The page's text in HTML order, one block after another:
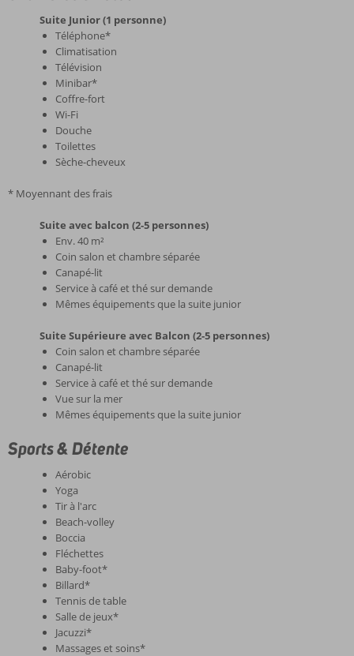
Suite Junior (1 personne)
Téléphone*
Climatisation
Télévision
Minibar*
Coffre-fort
Wi-Fi
Douche
Toilettes
Sèche-cheveux
* Moyennant des frais
Suite avec balcon (2-5 personnes)
Env. 40 m²
Coin salon et chambre séparée
Canapé-lit
Service à café et thé sur demande
Mêmes équipements que la suite junior
Suite Supérieure avec Balcon (2-5 personnes)
Coin salon et chambre séparée
Canapé-lit
Service à café et thé sur demande
Vue sur la mer
Mêmes équipements que la suite junior
Sports & Détente
Aérobic
Yoga
Tir à l'arc
Beach-volley
Boccia
Fléchettes
Baby-foot*
Billard*
Tennis de table
Salle de jeux*
Jacuzzi*
Massages et soins*